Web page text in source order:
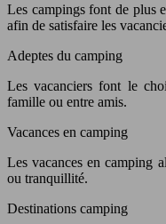
Les campings font de plus
afin de satisfaire les
Adeptes du camping
Les vacanciers font le
famille ou entre amis.
Vacances en camping
Les vacances en camping
ou tranquillité.
Destinations camping